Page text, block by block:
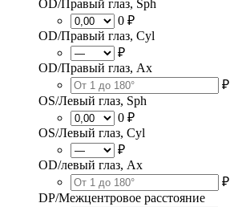
OD/Правый глаз, Sph
0 ₽
OD/Правый глаз, Cyl
₽
OD/Правый глаз, Ax
₽
OS/Левый глаз, Sph
0 ₽
OS/Левый глаз, Cyl
₽
OD/левый глаз, Ax
₽
DP/Межцентровое расстояние